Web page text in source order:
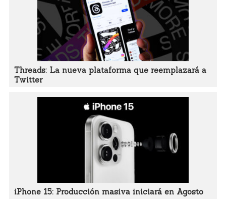
Threads: La nueva plataforma que reemplazará a
Twitter
iPhone 15: Producción masiva iniciará en Agosto